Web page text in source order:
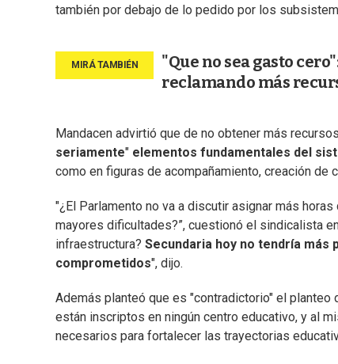
también por debajo de lo pedido por los
"Que no sea gasto
reclamando más
Mandacen advirtió que de no obtener más
seriamente" elementos fundamentales del
como en figuras de acompañamiento, creación
"¿El Parlamento no va a discutir asignar más
mayores dificultades?”, cuestionó el sindicalista
infraestructura? Secundaria hoy no tendría
comprometidos", dijo.
Además planteó que es "contradictorio" el planteo
están inscriptos en ningún centro educativo, y al
necesarios para fortalecer las trayectorias